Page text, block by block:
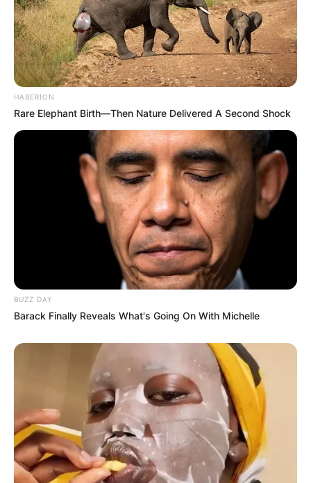
HABERION
Rare Elephant Birth—Then Nature Delivered A Second Shock
BUZZ DAY
Barack Finally Reveals What's Going On With Michelle